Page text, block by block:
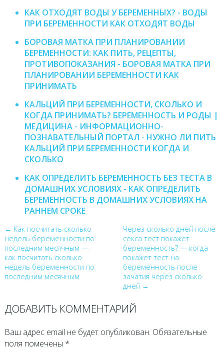
КАК ОТХОДЯТ ВОДЫ У БЕРЕМЕННЫХ? - ВОДЫ
ПРИ БЕРЕМЕННОСТИ КАК ОТХОДЯТ ВОДЫ
БОРОВАЯ МАТКА ПРИ ПЛАНИРОВАНИИ
БЕРЕМЕННОСТИ: КАК ПИТЬ, РЕЦЕПТЫ,
ПРОТИВОПОКАЗАНИЯ - БОРОВАЯ МАТКА ПРИ
ПЛАНИРОВАНИИ БЕРЕМЕННОСТИ КАК
ПРИНИМАТЬ
КАЛЬЦИЙ ПРИ БЕРЕМЕННОСТИ, СКОЛЬКО И
КОГДА ПРИНИМАТЬ? БЕРЕМЕННОСТЬ И РОДЫ |
МЕДИЦИНА - ИНФОРМАЦИОННО-
ПОЗНАВАТЕЛЬНЫЙ ПОРТАЛ - НУЖНО ЛИ ПИТЬ
КАЛЬЦИЙ ПРИ БЕРЕМЕННОСТИ КОГДА И
СКОЛЬКО
КАК ОПРЕДЕЛИТЬ БЕРЕМЕННОСТЬ БЕЗ ТЕСТА В
ДОМАШНИХ УСЛОВИЯХ - КАК ОПРЕДЕЛИТЬ
БЕРЕМЕННОСТЬ В ДОМАШНИХ УСЛОВИЯХ НА
РАННЕМ СРОКЕ
← Как посчитать сколько
недель беременности по
последним месячным —
как посчитать сколько
недель беременности по
последним месячным
Через сколько дней после
секса тест покажет
беременность? — когда
покажет тест на
беременность после
зачатия через сколько
дней →
ДОБАВИТЬ КОММЕНТАРИЙ
Ваш адрес email не будет опубликован. Обязательные
поля помечены *